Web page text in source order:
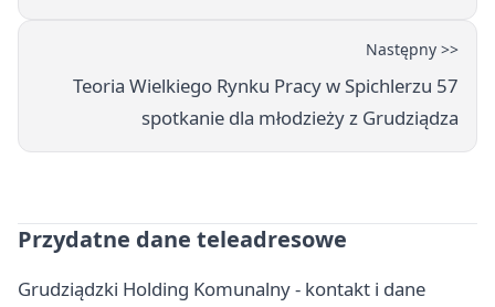
Następny >>
Teoria Wielkiego Rynku Pracy w Spichlerzu 57
spotkanie dla młodzieży z Grudziądza
Przydatne dane teleadresowe
Grudziądzki Holding Komunalny - kontakt i dane